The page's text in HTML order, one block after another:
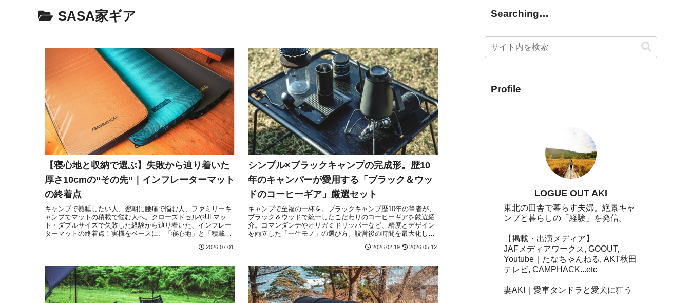
SASA家ギア
【寝心地と収納で選ぶ】失敗から辿り着いた
厚さ10cmの“その先”｜インフレーターマット
の終着点
キャンプで熟睡したい人、翌朝に腰痛で悩む人、ファミリーキ
ャンプでマットの積載で悩む人へ。クローズドセルやULマッ
ト・ダブルサイズで失敗した経験から辿り着いた、インフレー
ターマットの終着点！実機をベースに、「寝心地」と「積載を
2026.07.01
シンプル×ブラックキャンプの完成形。歴10
年のキャンパーが愛用する「ブラック＆ウッ
ドのコーヒーギア」厳選セット
キャンプで至福の一杯を。ブラックキャンプ歴10年の筆者が、
ブラック＆ウッドで統一したこだわりのコーヒーギアを厳選紹
介。コマンダンテやオリガミドリッパーなど、精度とデザイン
を両立した「一生モノ」の選び方。設営後の時間を最大化し、
2026.02.19 2026.05.12
Searching…
Profile
LOGUE OUT AKI
東北の田舎で暮らす夫婦。絶景キャ
ンプと暮らしの「経験」を発信。
【掲載・出演メディア】
JAFメディアワークス, GOOUT,
Youtube｜たなちゃんねる, AKT秋田
テレビ, CAMPHACK...etc
妻AKI｜愛車タンドラと愛犬に狂う